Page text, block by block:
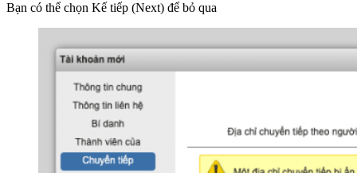
Bạn có thể chọn Kế tiếp (Next) để bỏ qua